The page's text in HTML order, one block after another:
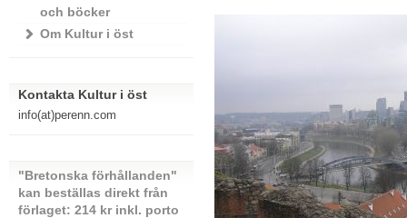
och böcker
Om Kultur i öst
Kontakta Kultur i öst
info(at)perenn.com
"Bretonska förhållanden"
kan beställas direkt från
förlaget: 214 kr inkl. porto